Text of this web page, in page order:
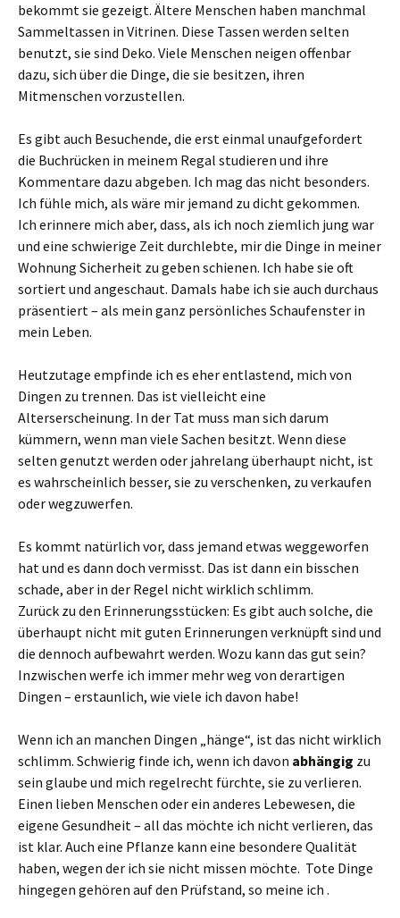
bekommt sie gezeigt. Ältere Menschen haben manchmal
Sammeltassen in Vitrinen. Diese Tassen werden selten
benutzt, sie sind Deko. Viele Menschen neigen offenbar
dazu, sich über die Dinge, die sie besitzen, ihren
Mitmenschen vorzustellen.
Es gibt auch Besuchende, die erst einmal unaufgefordert
die Buchrücken in meinem Regal studieren und ihre
Kommentare dazu abgeben. Ich mag das nicht besonders.
Ich fühle mich, als wäre mir jemand zu dicht gekommen.
Ich erinnere mich aber, dass, als ich noch ziemlich jung war
und eine schwierige Zeit durchlebte, mir die Dinge in meiner
Wohnung Sicherheit zu geben schienen. Ich habe sie oft
sortiert und angeschaut. Damals habe ich sie auch durchaus
präsentiert – als mein ganz persönliches Schaufenster in
mein Leben.
Heutzutage empfinde ich es eher entlastend, mich von
Dingen zu trennen. Das ist vielleicht eine
Alterserscheinung. In der Tat muss man sich darum
kümmern, wenn man viele Sachen besitzt. Wenn diese
selten genutzt werden oder jahrelang überhaupt nicht, ist
es wahrscheinlich besser, sie zu verschenken, zu verkaufen
oder wegzuwerfen.
Es kommt natürlich vor, dass jemand etwas weggeworfen
hat und es dann doch vermisst. Das ist dann ein bisschen
schade, aber in der Regel nicht wirklich schlimm.
Zurück zu den Erinnerungsstücken: Es gibt auch solche, die
überhaupt nicht mit guten Erinnerungen verknüpft sind und
die dennoch aufbewahrt werden. Wozu kann das gut sein?
Inzwischen werfe ich immer mehr weg von derartigen
Dingen – erstaunlich, wie viele ich davon habe!
Wenn ich an manchen Dingen „hänge“, ist das nicht wirklich
schlimm. Schwierig finde ich, wenn ich davon abhängig zu
sein glaube und mich regelrecht fürchte, sie zu verlieren.
Einen lieben Menschen oder ein anderes Lebewesen, die
eigene Gesundheit – all das möchte ich nicht verlieren, das
ist klar. Auch eine Pflanze kann eine besondere Qualität
haben, wegen der ich sie nicht missen möchte. Tote Dinge
hingegen gehören auf den Prüfstand, so meine ich .